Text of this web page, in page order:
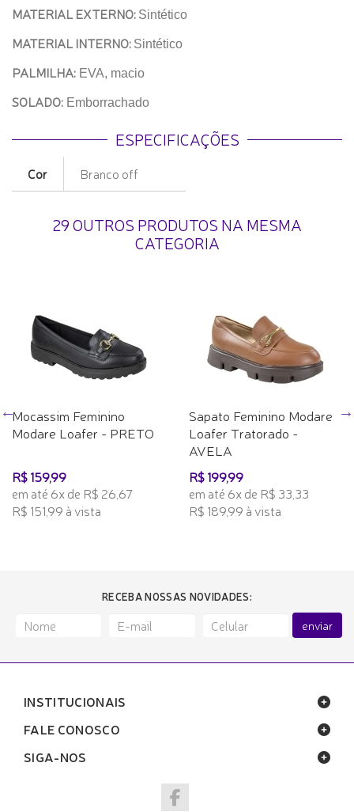
MATERIAL EXTERNO: Sintético
MATERIAL INTERNO: Sintético
PALMILHA: EVA, macio
SOLADO: Emborrachado
ESPECIFICAÇÕES
Cor Branco off
29 OUTROS PRODUTOS NA MESMA
CATEGORIA
Mocassim Feminino
Modare Loafer - PRETO
R$ 159,99
em até 6x de R$ 26,67
R$ 151,99 à vista
Sapato Feminino Modare
Loafer Tratorado -
AVELA
R$ 199,99
em até 6x de R$ 33,33
R$ 189,99 à vista
RECEBA NOSSAS NOVIDADES:
enviar
INSTITUCIONAIS
FALE CONOSCO
SIGA-NOS